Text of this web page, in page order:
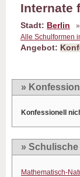
Internate
Stadt: Berlin »
Alle Schulformen
Angebot:
» Konfession
Konfessionell
»
Mathematisch-